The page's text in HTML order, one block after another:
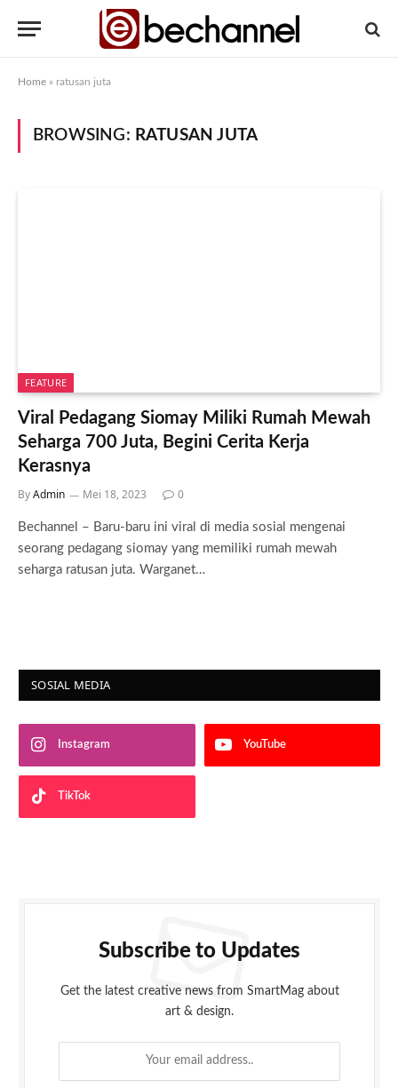
Home » ratusan juta
BROWSING: RATUSAN JUTA
FEATURE
Viral Pedagang Siomay Miliki Rumah Mewah
Seharga 700 Juta, Begini Cerita Kerja
Kerasnya
ByAdmin Mei 18, 2023 0
Bechannel – Baru-baru ini viral di media sosial mengenai
seorang pedagang siomay yang memiliki rumah mewah
seharga ratusan juta. Warganet…
SOSIAL MEDIA
Instagram YouTube
TikTok
Subscribe to Updates
Get the latest creative news from SmartMag about
art & design.